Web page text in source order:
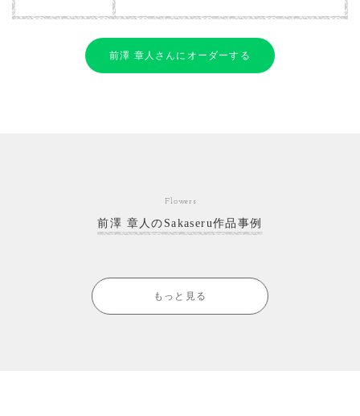
前澤 章人さんにオーダーする
Flowers
前澤 章人のSakaseru作品事例
もっと見る